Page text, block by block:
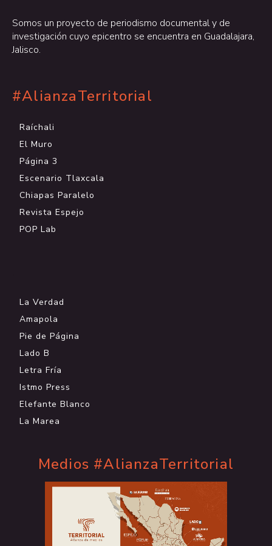
Somos un proyecto de periodismo documental y de
investigación cuyo epicentro se encuentra en Guadalajara,
Jalisco.
#AlianzaTerritorial
Raíchali
El Muro
Página 3
Escenario Tlaxcala
Chiapas Paralelo
Revista Espejo
POP Lab
La Verdad
Amapola
Pie de Página
Lado B
Letra Fría
Istmo Press
Elefante Blanco
La Marea
Medios #AlianzaTerritorial